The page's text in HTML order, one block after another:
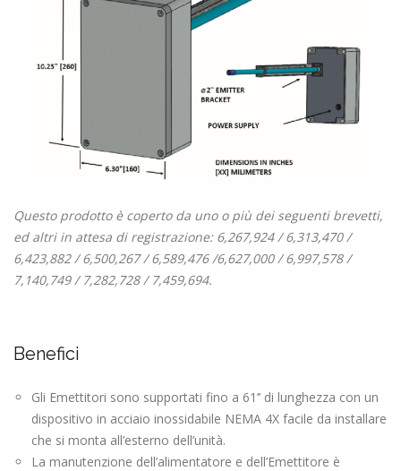
Questo prodotto è coperto da uno o più dei seguenti brevetti,
ed altri in attesa di registrazione: 6,267,924 / 6,313,470 /
6,423,882 / 6,500,267 / 6,589,476 /6,627,000 / 6,997,578 /
7,140,749 / 7,282,728 / 7,459,694.
Benefici
Gli Emettitori sono supportati fino a 61’’ di lunghezza con un
dispositivo in acciaio inossidabile NEMA 4X facile da installare
che si monta all’esterno dell’unità.
La manutenzione dell’alimentatore e dell’Emettitore è